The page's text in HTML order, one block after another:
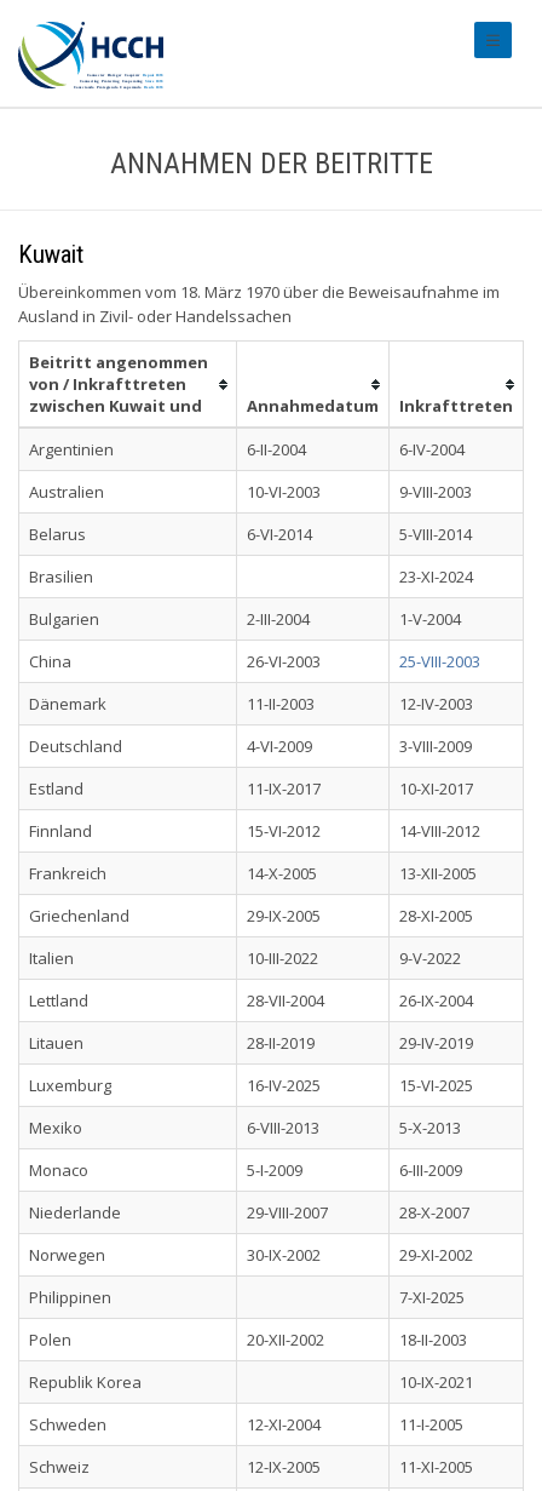
ANNAHMEN DER BEITRITTE
Kuwait
Übereinkommen vom 18. März 1970 über die Beweisaufnahme im
Ausland in Zivil- oder Handelssachen
Beitritt angenommen
von / Inkrafttreten
zwischen Kuwait und
Annahmedatum
Inkrafttreten
Argentinien
6-II-2004
6-IV-2004
Australien
10-VI-2003
9-VIII-2003
Belarus
6-VI-2014
5-VIII-2014
Brasilien
23-XI-2024
Bulgarien
2-III-2004
1-V-2004
China
26-VI-2003
25-VIII-2003
Dänemark
11-II-2003
12-IV-2003
Deutschland
4-VI-2009
3-VIII-2009
Estland
11-IX-2017
10-XI-2017
Finnland
15-VI-2012
14-VIII-2012
Frankreich
14-X-2005
13-XII-2005
Griechenland
29-IX-2005
28-XI-2005
Italien
10-III-2022
9-V-2022
Lettland
28-VII-2004
26-IX-2004
Litauen
28-II-2019
29-IV-2019
Luxemburg
16-IV-2025
15-VI-2025
Mexiko
6-VIII-2013
5-X-2013
Monaco
5-I-2009
6-III-2009
Niederlande
29-VIII-2007
28-X-2007
Norwegen
30-IX-2002
29-XI-2002
Philippinen
7-XI-2025
Polen
20-XII-2002
18-II-2003
Republik Korea
10-IX-2021
Schweden
12-XI-2004
11-I-2005
Schweiz
12-IX-2005
11-XI-2005